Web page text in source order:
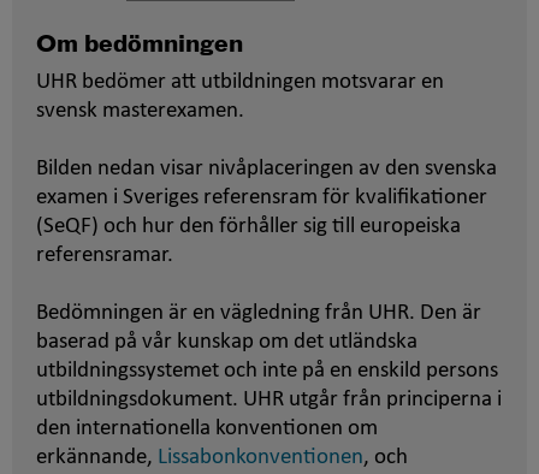
Om bedömningen
UHR bedömer att utbildningen motsvarar en
svensk masterexamen.
Bilden nedan visar nivåplaceringen av den svenska
examen i Sveriges referensram för kvalifikationer
(SeQF) och hur den förhåller sig till europeiska
referensramar.
Bedömningen är en vägledning från UHR. Den är
baserad på vår kunskap om det utländska
utbildningssystemet och inte på en enskild persons
utbildningsdokument. UHR utgår från principerna i
den internationella konventionen om
erkännande, Lissabonkonventionen, och